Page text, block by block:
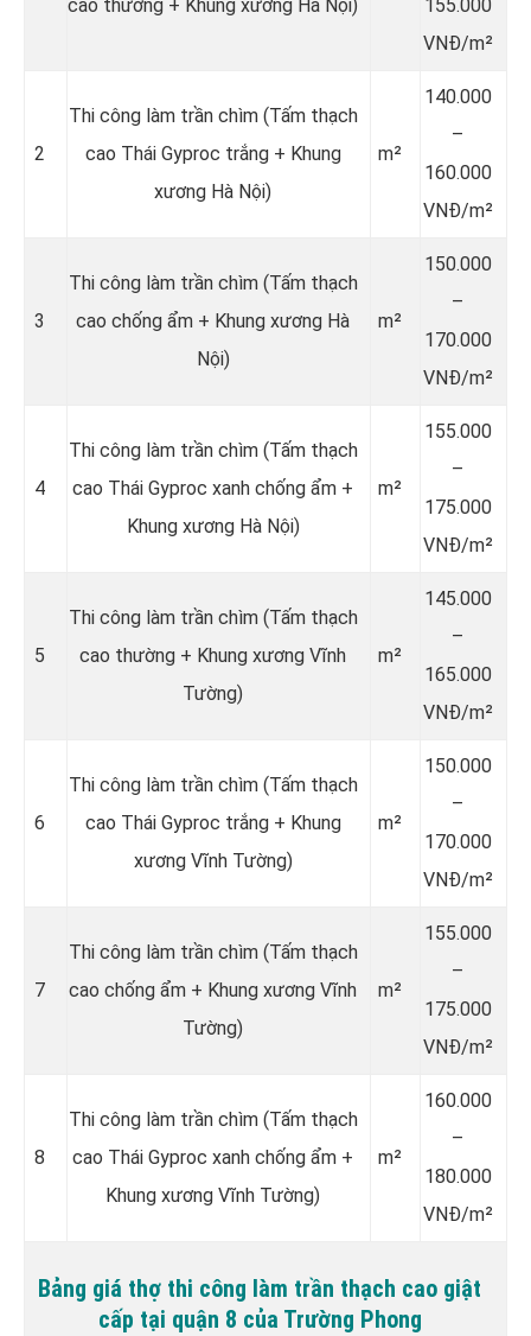
cao thường + Khung xương Hà Nội)
155.000
VNĐ/m²
2
Thi công làm trần chìm (Tấm thạch
cao Thái Gyproc trắng + Khung
xương Hà Nội)
m²
140.000
–
160.000
VNĐ/m²
3
Thi công làm trần chìm (Tấm thạch
cao chống ẩm + Khung xương Hà
Nội)
m²
150.000
–
170.000
VNĐ/m²
4
Thi công làm trần chìm (Tấm thạch
cao Thái Gyproc xanh chống ẩm +
Khung xương Hà Nội)
m²
155.000
–
175.000
VNĐ/m²
5
Thi công làm trần chìm (Tấm thạch
cao thường + Khung xương Vĩnh
Tường)
m²
145.000
–
165.000
VNĐ/m²
6
Thi công làm trần chìm (Tấm thạch
cao Thái Gyproc trắng + Khung
xương Vĩnh Tường)
m²
150.000
–
170.000
VNĐ/m²
7
Thi công làm trần chìm (Tấm thạch
cao chống ẩm + Khung xương Vĩnh
Tường)
m²
155.000
–
175.000
VNĐ/m²
8
Thi công làm trần chìm (Tấm thạch
cao Thái Gyproc xanh chống ẩm +
Khung xương Vĩnh Tường)
m²
160.000
–
180.000
VNĐ/m²
Bảng giá thợ thi công làm trần thạch cao giật
cấp tại quận 8 của Trường Phong